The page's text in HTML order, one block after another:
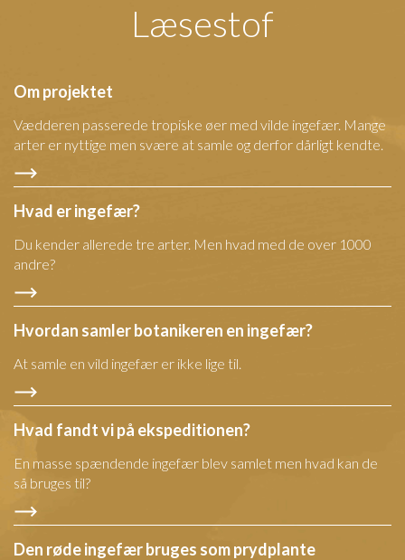
Læsestof
Om projektet
Vædderen passerede tropiske øer med vilde ingefær. Mange
arter er nyttige men svære at samle og derfor dårligt kendte.
Hvad er ingefær?
Du kender allerede tre arter. Men hvad med de over 1000
andre?
Hvordan samler botanikeren en ingefær?
At samle en vild ingefær er ikke lige til.
Hvad fandt vi på ekspeditionen?
En masse spændende ingefær blev samlet men hvad kan de
så bruges til?
Den røde ingefær bruges som prydplante